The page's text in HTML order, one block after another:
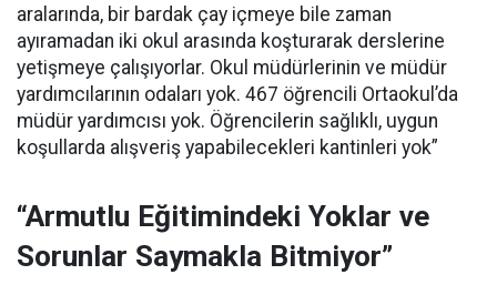
aralarında, bir bardak çay içmeye bile zaman
ayıramadan iki okul arasında koşturarak derslerine
yetişmeye çalışıyorlar. Okul müdürlerinin ve müdür
yardımcılarının odaları yok. 467 öğrencili Ortaokul’da
müdür yardımcısı yok. Öğrencilerin sağlıklı, uygun
koşullarda alışveriş yapabilecekleri kantinleri yok”
“Armutlu Eğitimindeki Yoklar ve
Sorunlar Saymakla Bitmiyor”